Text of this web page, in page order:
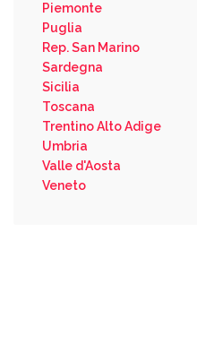
Piemonte
Puglia
Rep. San Marino
Sardegna
Sicilia
Toscana
Trentino Alto Adige
Umbria
Valle d'Aosta
Veneto